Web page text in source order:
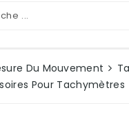
Du Mouvement
Pour Tachymètres